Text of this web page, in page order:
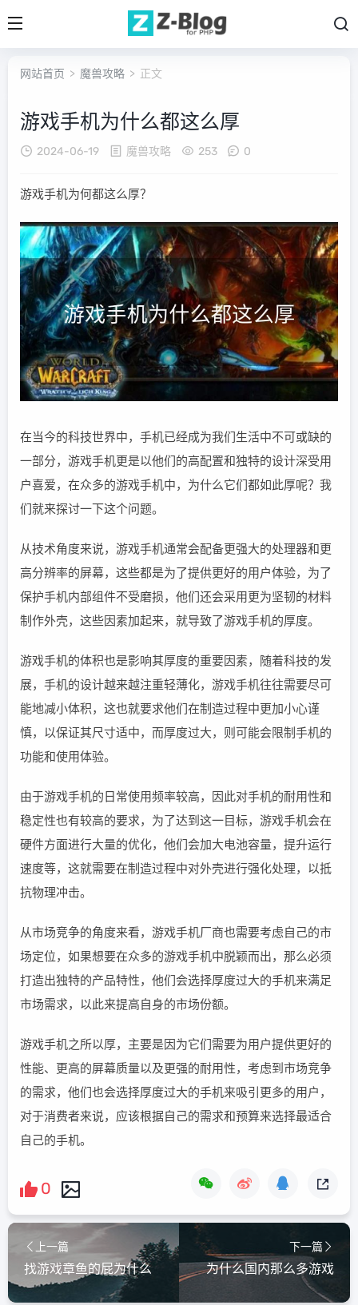
网站首页 > 魔兽攻略 > 正文
游戏手机为什么都这么厚
2024-06-19 魔兽攻略 253 0
游戏手机为何都这么厚？
在当今的科技世界中，手机已经成为我们生活中不可或缺的
一部分，游戏手机更是以他们的高配置和独特的设计深受用
户喜爱，在众多的游戏手机中，为什么它们都如此厚呢？我
们就来探讨一下这个问题。
从技术角度来说，游戏手机通常会配备更强大的处理器和更
高分辨率的屏幕，这些都是为了提供更好的用户体验，为了
保护手机内部组件不受磨损，他们还会采用更为坚韧的材料
制作外壳，这些因素加起来，就导致了游戏手机的厚度。
游戏手机的体积也是影响其厚度的重要因素，随着科技的发
展，手机的设计越来越注重轻薄化，游戏手机往往需要尽可
能地减小体积，这也就要求他们在制造过程中更加小心谨
慎，以保证其尺寸适中，而厚度过大，则可能会限制手机的
功能和使用体验。
由于游戏手机的日常使用频率较高，因此对手机的耐用性和
稳定性也有较高的要求，为了达到这一目标，游戏手机会在
硬件方面进行大量的优化，他们会加大电池容量，提升运行
速度等，这就需要在制造过程中对外壳进行强化处理，以抵
抗物理冲击。
从市场竞争的角度来看，游戏手机厂商也需要考虑自己的市
场定位，如果想要在众多的游戏手机中脱颖而出，那么必须
打造出独特的产品特性，他们会选择厚度过大的手机来满足
市场需求，以此来提高自身的市场份额。
游戏手机之所以厚，主要是因为它们需要为用户提供更好的
性能、更高的屏幕质量以及更强的耐用性，考虑到市场竞争
的需求，他们也会选择厚度过大的手机来吸引更多的用户，
对于消费者来说，应该根据自己的需求和预算来选择最适合
自己的手机。
0
上一篇
找游戏章鱼的屁为什么
下一篇
为什么国内那么多游戏